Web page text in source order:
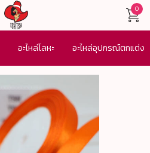
0
อะไหล่โลหะ อะไหล่อุปกรณ์ตกแต่ง